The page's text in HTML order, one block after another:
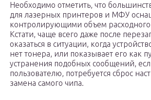
Необходимо отметить, что
для лазерных принтеров и МФУ
контролирующими объем расходного
Кстати, чаще всего даже после
оказаться в ситуации, когда
нет тонера, или показывает его как
устранения подобных сообщений,
пользователю, потребуется сброс
замена самого чипа.